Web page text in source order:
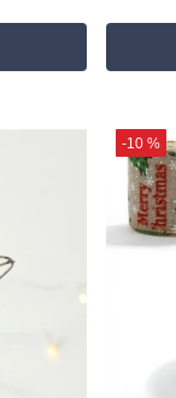
-10 %